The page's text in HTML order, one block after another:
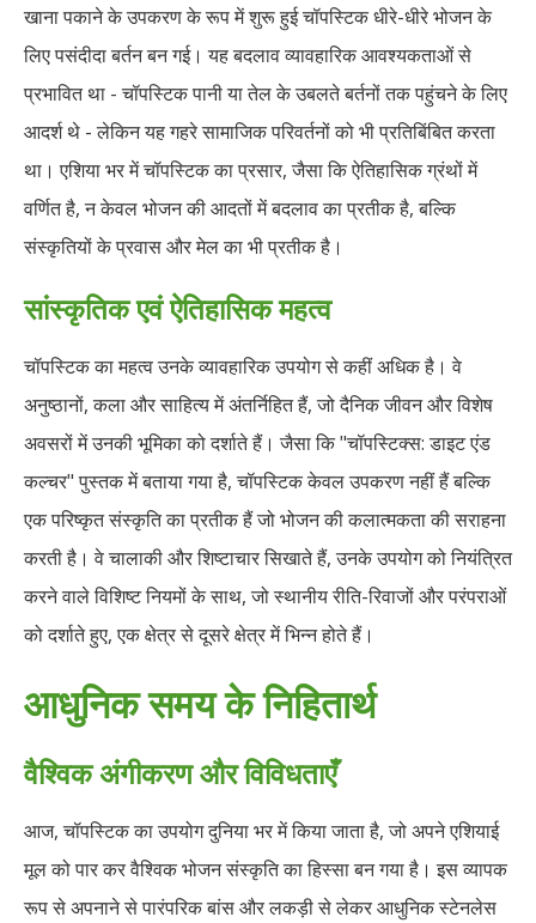
खाना पकाने के उपकरण के रूप में शुरू हुई चॉपस्टिक धीरे-धीरे भोजन के
लिए पसंदीदा बर्तन बन गई। यह बदलाव व्यावहारिक आवश्यकताओं से
प्रभावित था - चॉपस्टिक पानी या तेल के उबलते बर्तनों तक पहुंचने के लिए
आदर्श थे - लेकिन यह गहरे सामाजिक परिवर्तनों को भी प्रतिबिंबित करता
था। एशिया भर में चॉपस्टिक का प्रसार, जैसा कि ऐतिहासिक ग्रंथों में
वर्णित है, न केवल भोजन की आदतों में बदलाव का प्रतीक है, बल्कि
संस्कृतियों के प्रवास और मेल का भी प्रतीक है।
सांस्कृतिक एवं ऐतिहासिक महत्व
चॉपस्टिक का महत्व उनके व्यावहारिक उपयोग से कहीं अधिक है। वे
अनुष्ठानों, कला और साहित्य में अंतर्निहित हैं, जो दैनिक जीवन और विशेष
अवसरों में उनकी भूमिका को दर्शाते हैं। जैसा कि "चॉपस्टिक्स: डाइट एंड
कल्चर" पुस्तक में बताया गया है, चॉपस्टिक केवल उपकरण नहीं हैं बल्कि
एक परिष्कृत संस्कृति का प्रतीक हैं जो भोजन की कलात्मकता की सराहना
करती है। वे चालाकी और शिष्टाचार सिखाते हैं, उनके उपयोग को नियंत्रित
करने वाले विशिष्ट नियमों के साथ, जो स्थानीय रीति-रिवाजों और परंपराओं
को दर्शाते हुए, एक क्षेत्र से दूसरे क्षेत्र में भिन्न होते हैं।
आधुनिक समय के निहितार्थ
वैश्विक अंगीकरण और विविधताएँ
आज, चॉपस्टिक का उपयोग दुनिया भर में किया जाता है, जो अपने एशियाई
मूल को पार कर वैश्विक भोजन संस्कृति का हिस्सा बन गया है। इस व्यापक
रूप से अपनाने से पारंपरिक बांस और लकड़ी से लेकर आधुनिक स्टेनलेस